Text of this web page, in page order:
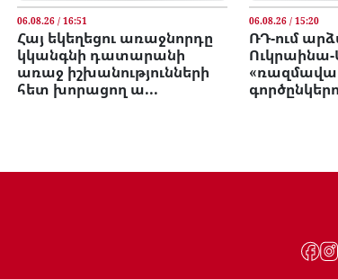
06.08.26 / 16:51
Հայ եկեղեցու առաջնորդը
կկանգնի դատարանի
առաջ իշխանությունների
հետ խորացող ա...
06.08.26 / 15:20
ՌԴ-ում